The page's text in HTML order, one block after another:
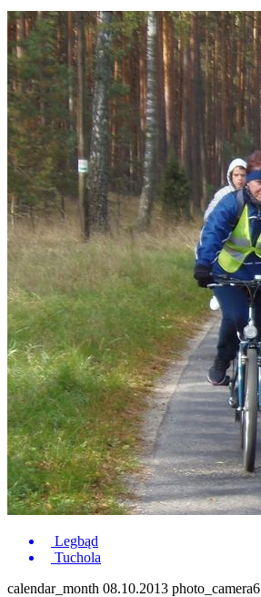
Legbąd
Tuchola
calendar_month 08.10.2013 photo_camera6